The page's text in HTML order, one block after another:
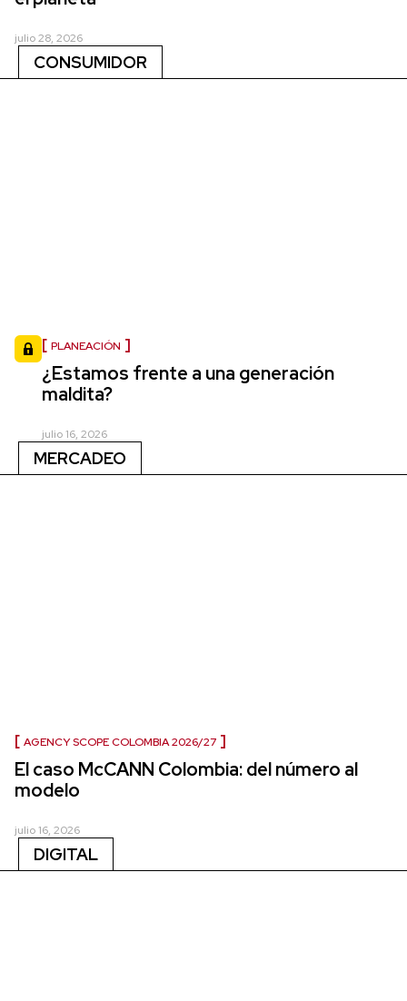
julio 28, 2026
CONSUMIDOR
PLANEACIÓN
¿Estamos frente a una generación
maldita?
julio 16, 2026
MERCADEO
AGENCY SCOPE COLOMBIA 2026/27
El caso McCANN Colombia: del número al
modelo
julio 16, 2026
DIGITAL